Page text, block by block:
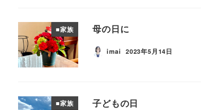
■家族 母の日に
imai 投稿日
2023年5月14日
■家族 子どもの日